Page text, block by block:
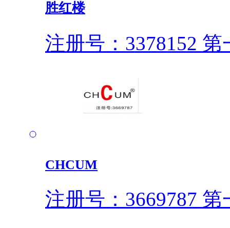
胜红楼
注册号：3378152 第
CHCUM
注册号：3669787 第